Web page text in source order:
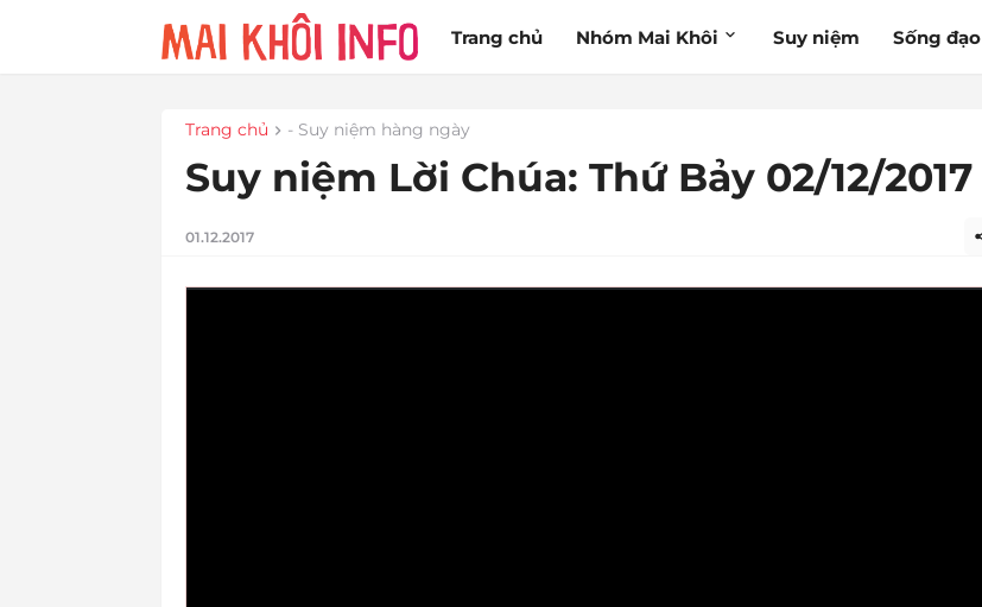
Trang chủ Nhóm Mai Khôi Suy niệm Sống đạo
Trang chủ - Suy niệm hàng ngày
Suy niệm Lời Chúa: Thứ Bảy 02/12/2017
01.12.2017